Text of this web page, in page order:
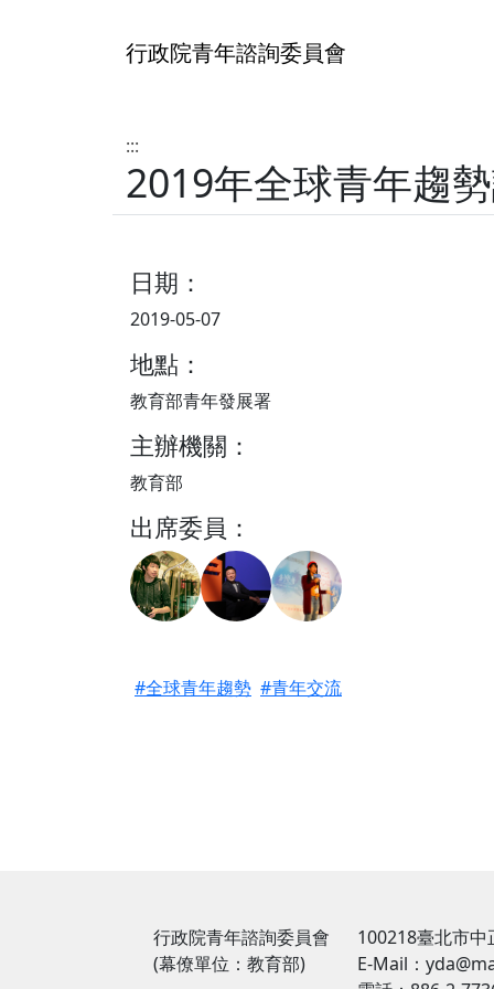
行政院青年諮詢委員會
:::
2019年全球青年趨
日期：
2019-05-07
地點：
教育部青年發展署
主辦機關：
教育部
出席委員：
#全球青年趨勢 #青年交流
行政院青年諮詢委員會
(幕僚單位：教育部)
100218臺北市
E-Mail：